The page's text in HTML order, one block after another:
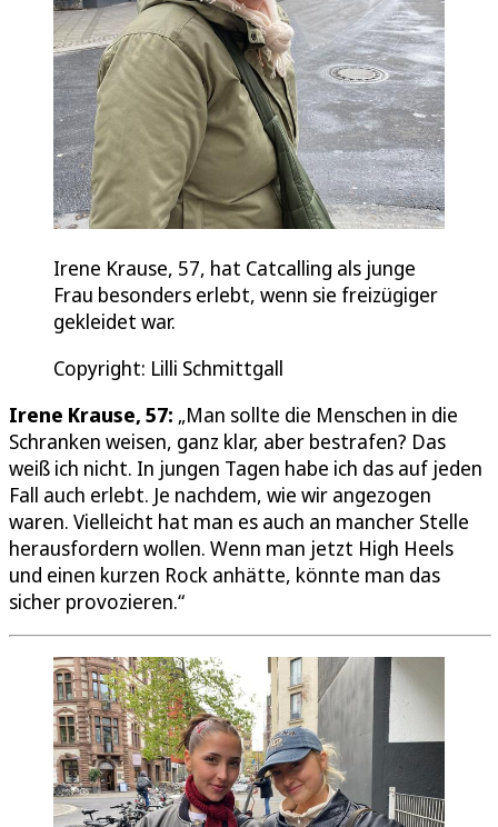
Irene Krause, 57, hat Catcalling als junge
Frau besonders erlebt, wenn sie freizügiger
gekleidet war.
Copyright: Lilli Schmittgall
Irene Krause, 57: „Man sollte die Menschen in die
Schranken weisen, ganz klar, aber bestrafen? Das
weiß ich nicht. In jungen Tagen habe ich das auf jeden
Fall auch erlebt. Je nachdem, wie wir angezogen
waren. Vielleicht hat man es auch an mancher Stelle
herausfordern wollen. Wenn man jetzt High Heels
und einen kurzen Rock anhätte, könnte man das
sicher provozieren.“